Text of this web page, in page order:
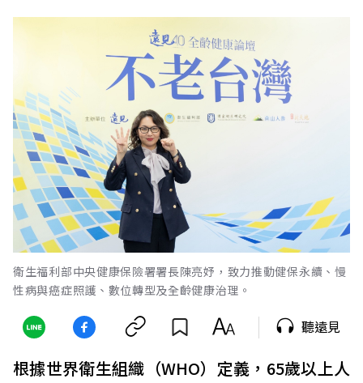
衛生福利部中央健康保險署署長陳亮妤，致力推動健保永續、慢
性病與癌症照護、數位轉型及全齡健康治理。
聽遠見
根據世界衛生組織（WHO）定義，65歲以上人